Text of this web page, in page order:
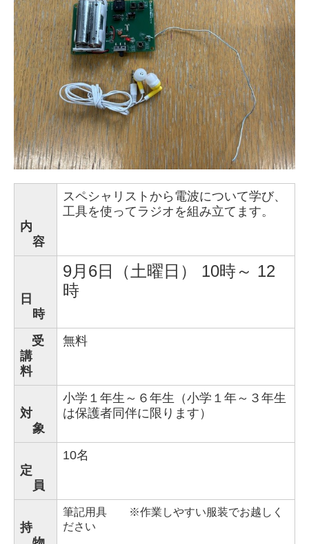
内
容
スペシャリストから電波について学び、
工具を使ってラジオを組み立てます。
日
時
9月6日（土曜日）
10時～ 12
時
受
講
料
無料
対
象
小学１年生～６年生（小学１年～３年生
は保護者同伴に限ります）
定
員
10名
持
筆記用具 ※作業しやすい服装でお越しく
ださい